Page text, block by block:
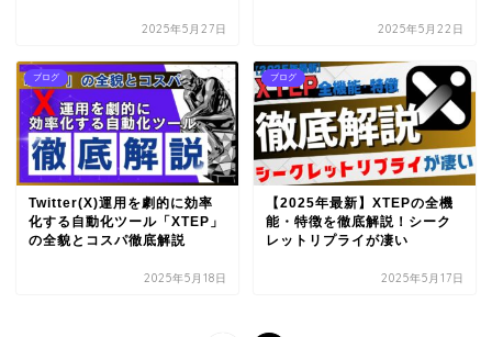
2025年5月27日 2025年5月22日
ブログ
Twitter(X)運用を劇的に効率
化する自動化ツール「XTEP」
の全貌とコスパ徹底解説
2025年5月18日
ブログ
【2025年最新】XTEPの全機
能・特徴を徹底解説！シーク
レットリプライが凄い
2025年5月17日